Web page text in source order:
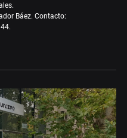
Báez. Contacto: